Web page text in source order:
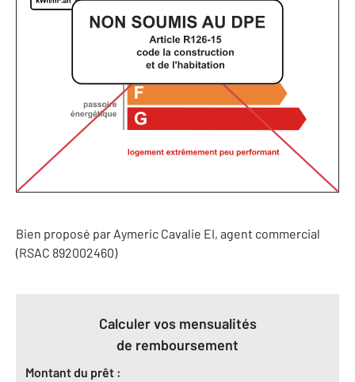
Bien proposé par Aymeric Cavalie EI, agent commercial
(RSAC 892002460)
Calculer vos mensualités
de remboursement
Montant du prêt :